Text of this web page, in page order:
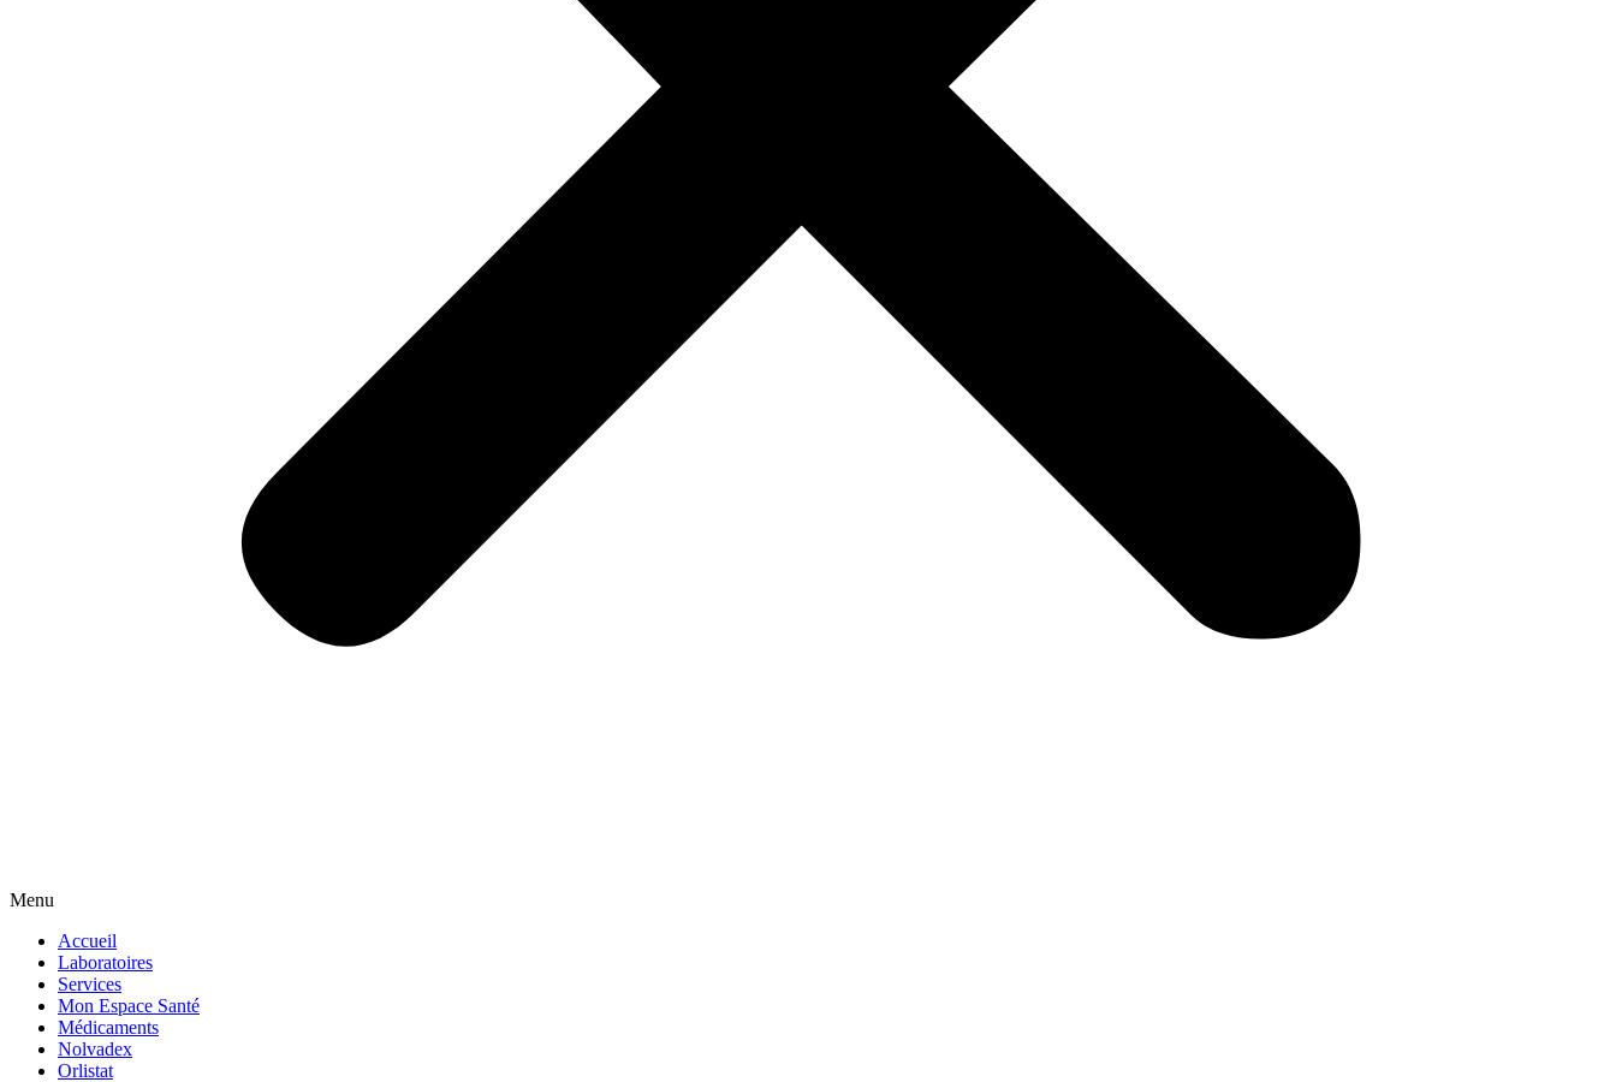
Menu
Accueil
Laboratoires
Services
Mon Espace Santé
Médicaments
Nolvadex
Orlistat